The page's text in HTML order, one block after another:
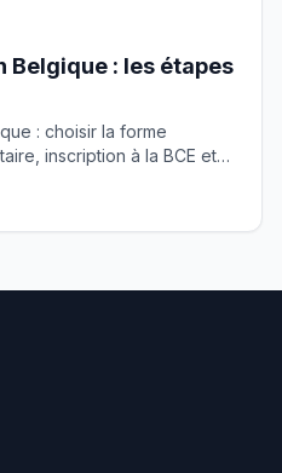
Belgique : les étapes
: choisir la forme
inscription à la BCE et